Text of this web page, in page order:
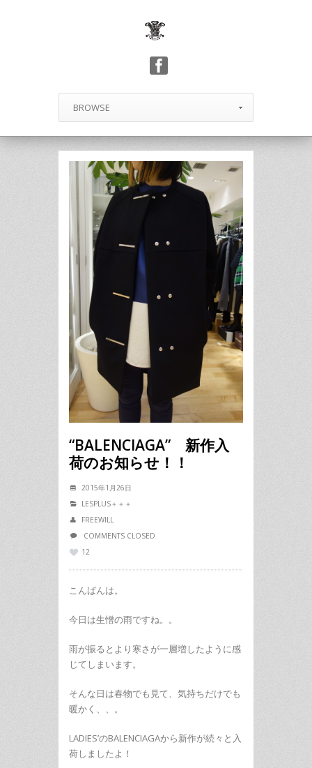
BROWSE
“BALENCIAGA” 新作入
荷のお知らせ！！
2015年1月26日
LESPLUS＋＋＋
FREEWILL
COMMENTS CLOSED
12
こんばんは。
今日は生憎の雨ですね。。
雨が振るとより寒さが一層増したように感
じてしまいます。
そんな日は春物でも見て、気持ちだけでも
暖かく、、。
LADIES’のBALENCIAGAから新作が続々と入
荷しましたよ！